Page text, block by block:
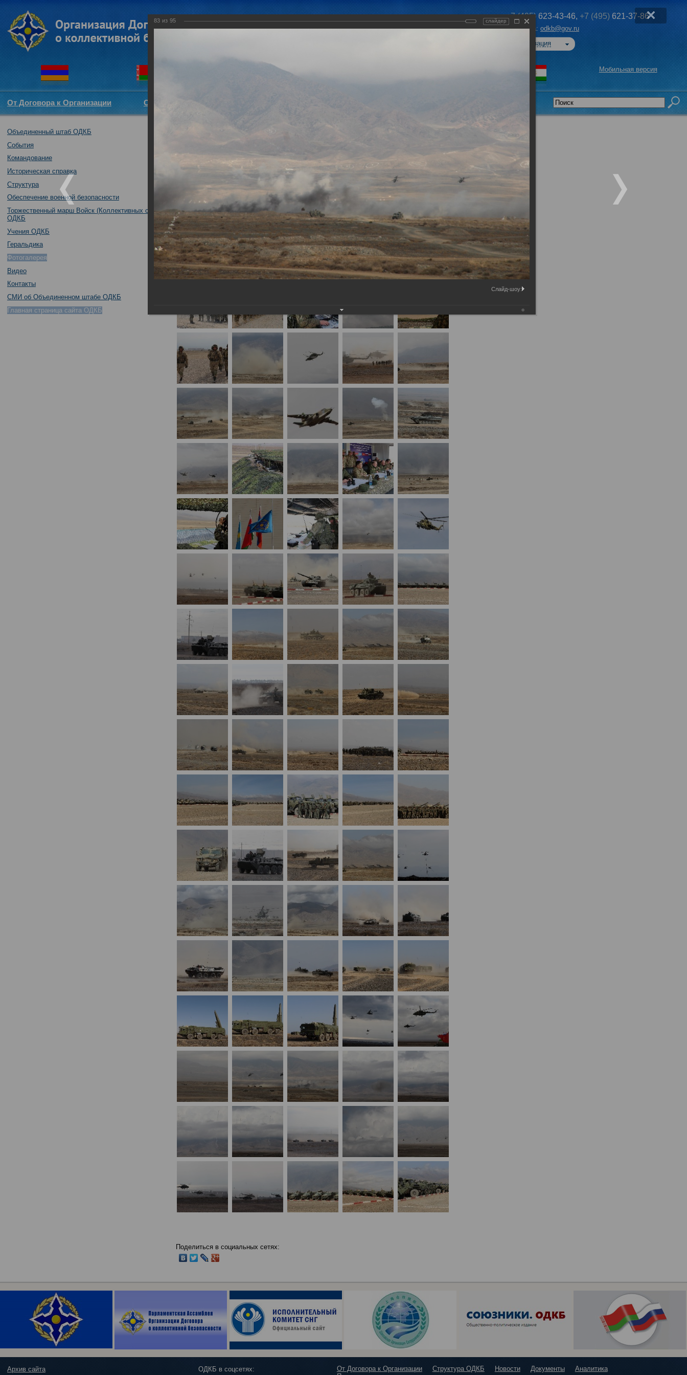
+7 (495) 623-43-46, +7 (495) 621-37-86
Эл. почта: odkb@gov.ru
Авторизация
Мобильная версия
От Договора к Организации Структура ОДКБ
Объединенный штаб ОДКБ
События
Командование
Историческая справка
Структура
Обеспечение военной безопасности
Торжественный марш Войск (Коллективных сил)
ОДКБ
Учения ОДКБ
Геральдика
Фотогалерея
Видео
Контакты
СМИ об Объединенном штабе ОДКБ
Главная страница сайта ОДКБ
Воинские контингенты КСОР ОДКБ отрабатывают в рамках учения «Взаимодействие-2018»
13.10.2018
Поделиться в социальных сетях:
Архив сайта ОДКБ в соцсетях: От Договора к Организации Структура ОДКБ Новости Документы
Аналитика
83 из 95 слайдер
Слайд-шоу: